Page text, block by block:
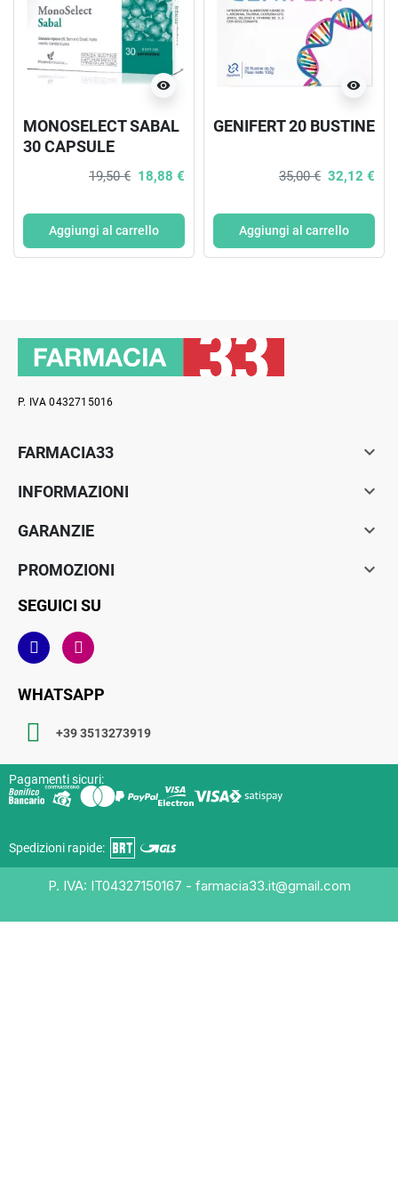
visibility
MONOSELECT SABAL
30 CAPSULE
19,50 € 18,88 €
Aggiungi al carrello
visibility
GENIFERT 20 BUSTINE
35,00 € 32,12 €
Aggiungi al carrello
P. IVA 0432715016
FARMACIA33 
INFORMAZIONI 
GARANZIE 
PROMOZIONI 
SEGUICI SU
WHATSAPP
+39 3513273919
Pagamenti sicuri:
Spedizioni rapide:
P. IVA: IT04327150167 - farmacia33.it@gmail.com